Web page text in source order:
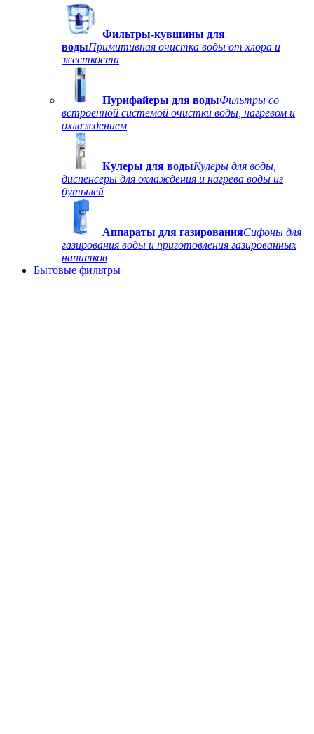
Фильтры-кувшины для
водыПримитивная очистка воды от хлора и
жесткости
Пурифайеры для водыФильтры со
встроенной системой очистки воды, нагревом и
охлаждением
Кулеры для водыКулеры для воды,
диспенсеры для охлаждения и нагрева воды из
бутылей
Аппараты для газированияСифоны для
газирования воды и приготовления газированных
напитков
Бытовые фильтры